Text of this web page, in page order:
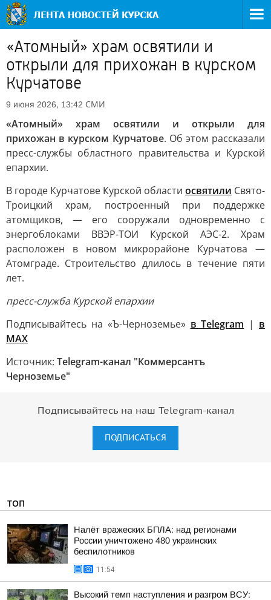
«Атомный» храм освятили и
открыли для прихожан в курском
Курчатове
9 июня 2026, 13:42 СМИ
«Атомный» храм освятили и открыли для
прихожан в курском Курчатове. Об этом рассказали
пресс-службы областного правительства и Курской
епархии.
В городе Курчатове Курской области освятили Свято-
Троицкий храм, построенный при поддержке
атомщиков, — его сооружали одновременно с
энергоблоками ВВЭР-ТОИ Курской АЭС-2. Храм
расположен в новом микрорайоне Курчатова —
Атомграде. Строительство длилось в течение пяти
лет.
пресс-служба Курской епархии
Подписывайтесь на «Ъ-Черноземье» в Telegram | в
MAX
Источник: Telegram-канал "Коммерсантъ
Черноземье"
Подписывайтесь на наш Telegram-канал
ПОДПИСАТЬСЯ
ТОП
Налёт вражеских БПЛА: над регионами
России уничтожено 480 украинских
беспилотников
11:54
Высокий темп наступления и разгром ВСУ: